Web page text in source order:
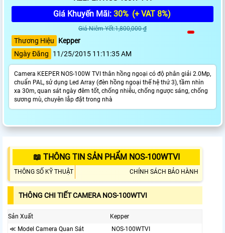
Giá Khuyến Mãi: 30% (+ VAT 8%)
Giá Niêm Yết:1,800,000 ₫
Thương Hiệu
Kepper
Ngày Đăng
11/25/2015 11:11:35 AM
Camera KEEPER NOS-100W TVI thân hồng ngoại có độ phân giải 2.0Mp,
chuẩn PAL, sử dụng Led Array (đèn hồng ngoại thế hệ thứ 3), tầm nhìn
xa 30m, quan sát ngày đêm tốt, chống nhiễu, chống ngược sáng, chống
sương mù, chuyên lắp đặt trong nhà
📖 THÔNG TIN SẢN PHẨM NOS-100WTVI
THÔNG SỐ KỸ THUẬT CHÍNH SÁCH BẢO HÀNH
THÔNG CHI TIẾT CAMERA NOS-100WTVI
Sản Xuất
Kepper
≪ Model Camera Quan Sát
NOS-100WTVI